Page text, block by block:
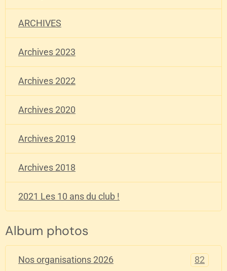
ARCHIVES
Archives 2023
Archives 2022
Archives 2020
Archives 2019
Archives 2018
2021 Les 10 ans du club !
Album photos
Nos organisations 2026 82